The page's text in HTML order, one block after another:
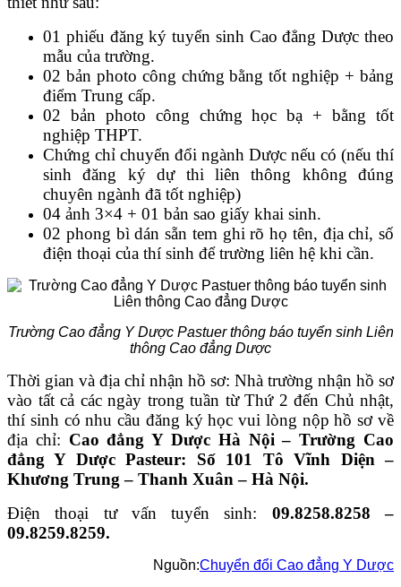
01 phiếu đăng ký tuyển sinh Cao đẳng Dược theo
mẫu của trường.
02 bản photo công chứng bằng tốt nghiệp + bảng
điểm Trung cấp.
02 bản photo công chứng học bạ + bằng tốt
nghiệp THPT.
Chứng chỉ chuyển đổi ngành Dược nếu có (nếu thí
sinh đăng ký dự thi liên thông không đúng
chuyên ngành đã tốt nghiệp)
04 ảnh 3×4 + 01 bản sao giấy khai sinh.
02 phong bì dán sẵn tem ghi rõ họ tên, địa chỉ, số
điện thoại của thí sinh để trường liên hệ khi cần.
Trường Cao đẳng Y Dược Pastuer thông báo tuyển sinh Liên
thông Cao đẳng Dược
Thời gian và địa chỉ nhận hồ sơ: Nhà trường nhận hồ sơ
vào tất cả các ngày trong tuần từ Thứ 2 đến Chủ nhật,
thí sinh có nhu cầu đăng ký học vui lòng nộp hồ sơ về
địa chỉ: Cao đẳng Y Dược Hà Nội – Trường Cao
đẳng Y Dược Pasteur: Số 101 Tô Vĩnh Diện –
Khương Trung – Thanh Xuân – Hà Nội.
Điện thoại tư vấn tuyển sinh: 09.8258.8258 –
09.8259.8259.
Nguồn:Chuyển đổi Cao đẳng Y Dược